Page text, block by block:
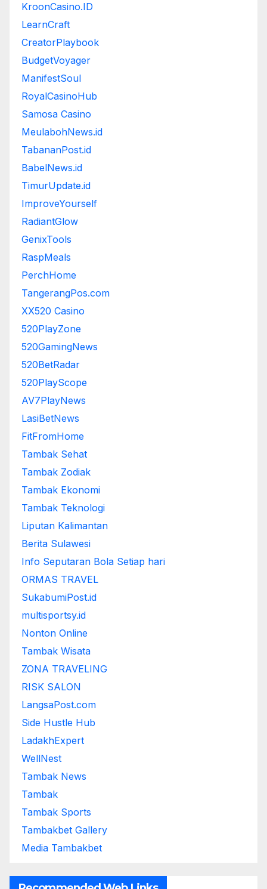
KroonCasino.ID
LearnCraft
CreatorPlaybook
BudgetVoyager
ManifestSoul
RoyalCasinoHub
Samosa Casino
MeulabohNews.id
TabananPost.id
BabelNews.id
TimurUpdate.id
ImproveYourself
RadiantGlow
GenixTools
RaspMeals
PerchHome
TangerangPos.com
XX520 Casino
520PlayZone
520GamingNews
520BetRadar
520PlayScope
AV7PlayNews
LasiBetNews
FitFromHome
Tambak Sehat
Tambak Zodiak
Tambak Ekonomi
Tambak Teknologi
Liputan Kalimantan
Berita Sulawesi
Info Seputaran Bola Setiap hari
ORMAS TRAVEL
SukabumiPost.id
multisportsy.id
Nonton Online
Tambak Wisata
ZONA TRAVELING
RISK SALON
LangsaPost.com
Side Hustle Hub
LadakhExpert
WellNest
Tambak News
Tambak
Tambak Sports
Tambakbet Gallery
Media Tambakbet